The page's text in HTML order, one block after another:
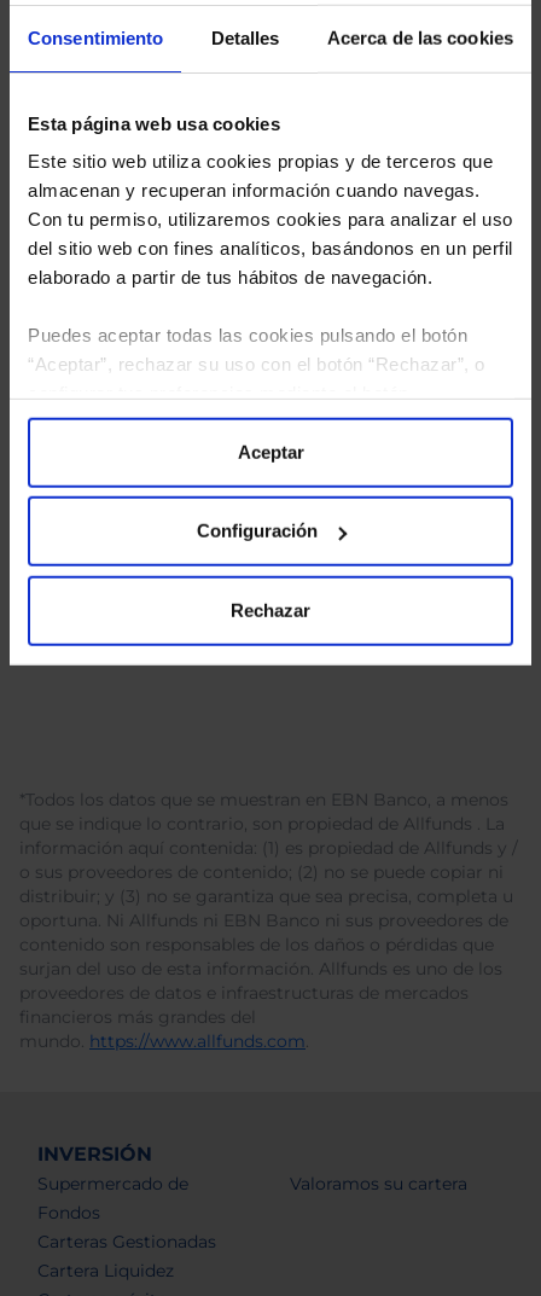
Consentimiento Detalles Acerca de las cookies
Esta página web usa cookies
Este sitio web utiliza cookies propias y de terceros que
almacenan y recuperan información cuando navegas.
Con tu permiso, utilizaremos cookies para analizar el uso
del sitio web con fines analíticos, basándonos en un perfil
elaborado a partir de tus hábitos de navegación.
Puedes aceptar todas las cookies pulsando el botón
“Aceptar”, rechazar su uso con el botón “Rechazar”, o
“Configuración”. Consulta nuestraPolítica
para más información.
Aceptar
Configuración
Rechazar
estudio gratuito de sus alternativas de Clases
Limpias con las que podrá ahorrar en sus costes.
la política de privacidad
tratamiento de mis datos personales.
*Todos los datos que se muestran en EBN Banco, a menos
que se indique lo contrario, son propiedad de Allfunds . La
información aquí contenida: (1) es propiedad de Allfunds y /
o sus proveedores de contenido; (2) no se puede copiar ni
distribuir; y (3) no se garantiza que sea precisa, completa u
oportuna. Ni Allfunds ni EBN Banco ni sus proveedores de
contenido son responsables de los daños o pérdidas que
surjan del uso de esta información. Allfunds es uno de los
proveedores de datos e infraestructuras de mercados
financieros más grandes del
mundo. https://www.allfunds.com.
INVERSIÓN
Supermercado de
Fondos
Carteras Gestionadas
Cartera Liquidez
Valoramos su cartera